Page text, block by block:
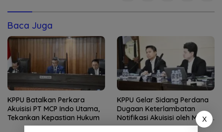
Baca Juga
KPPU Batalkan Perkara
Akuisisi PT MCP Indo Utama,
Tekankan Kepastian Hukum
KPPU Gelar Sidang Perdana
Dugaan Keterlambatan
Notifikasi Akuisisi oleh MUFG
Bank
X